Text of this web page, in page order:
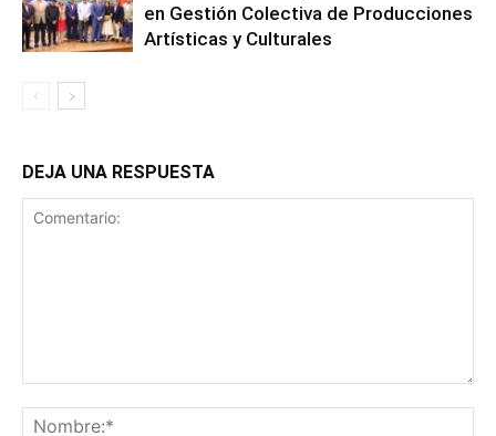
en Gestión Colectiva de Producciones
Artísticas y Culturales
DEJA UNA RESPUESTA